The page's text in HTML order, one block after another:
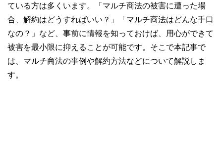
ている方は多くいます。「マルチ商法の被害に遭った場
合、解約はどうすればいい？」「マルチ商法はどんな手口
なの？」など、事前に情報を知っておけば、用心ができて
被害を最小限に抑えることが可能です。そこで本記事で
は、マルチ商法の事例や解約方法などについて解説しま
す。